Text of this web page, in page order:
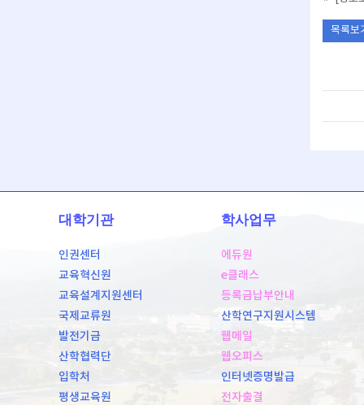
목록보
대학기관
인권센터
교육혁신원
교육설계지원센터
국제교류원
발전기금
산학협력단
입학처
평생교육원
학사업무
에듀원
e클래스
등록금납부안내
산학연구지원시스템
웹메일
웹오피스
인터넷증명발급
전자출결